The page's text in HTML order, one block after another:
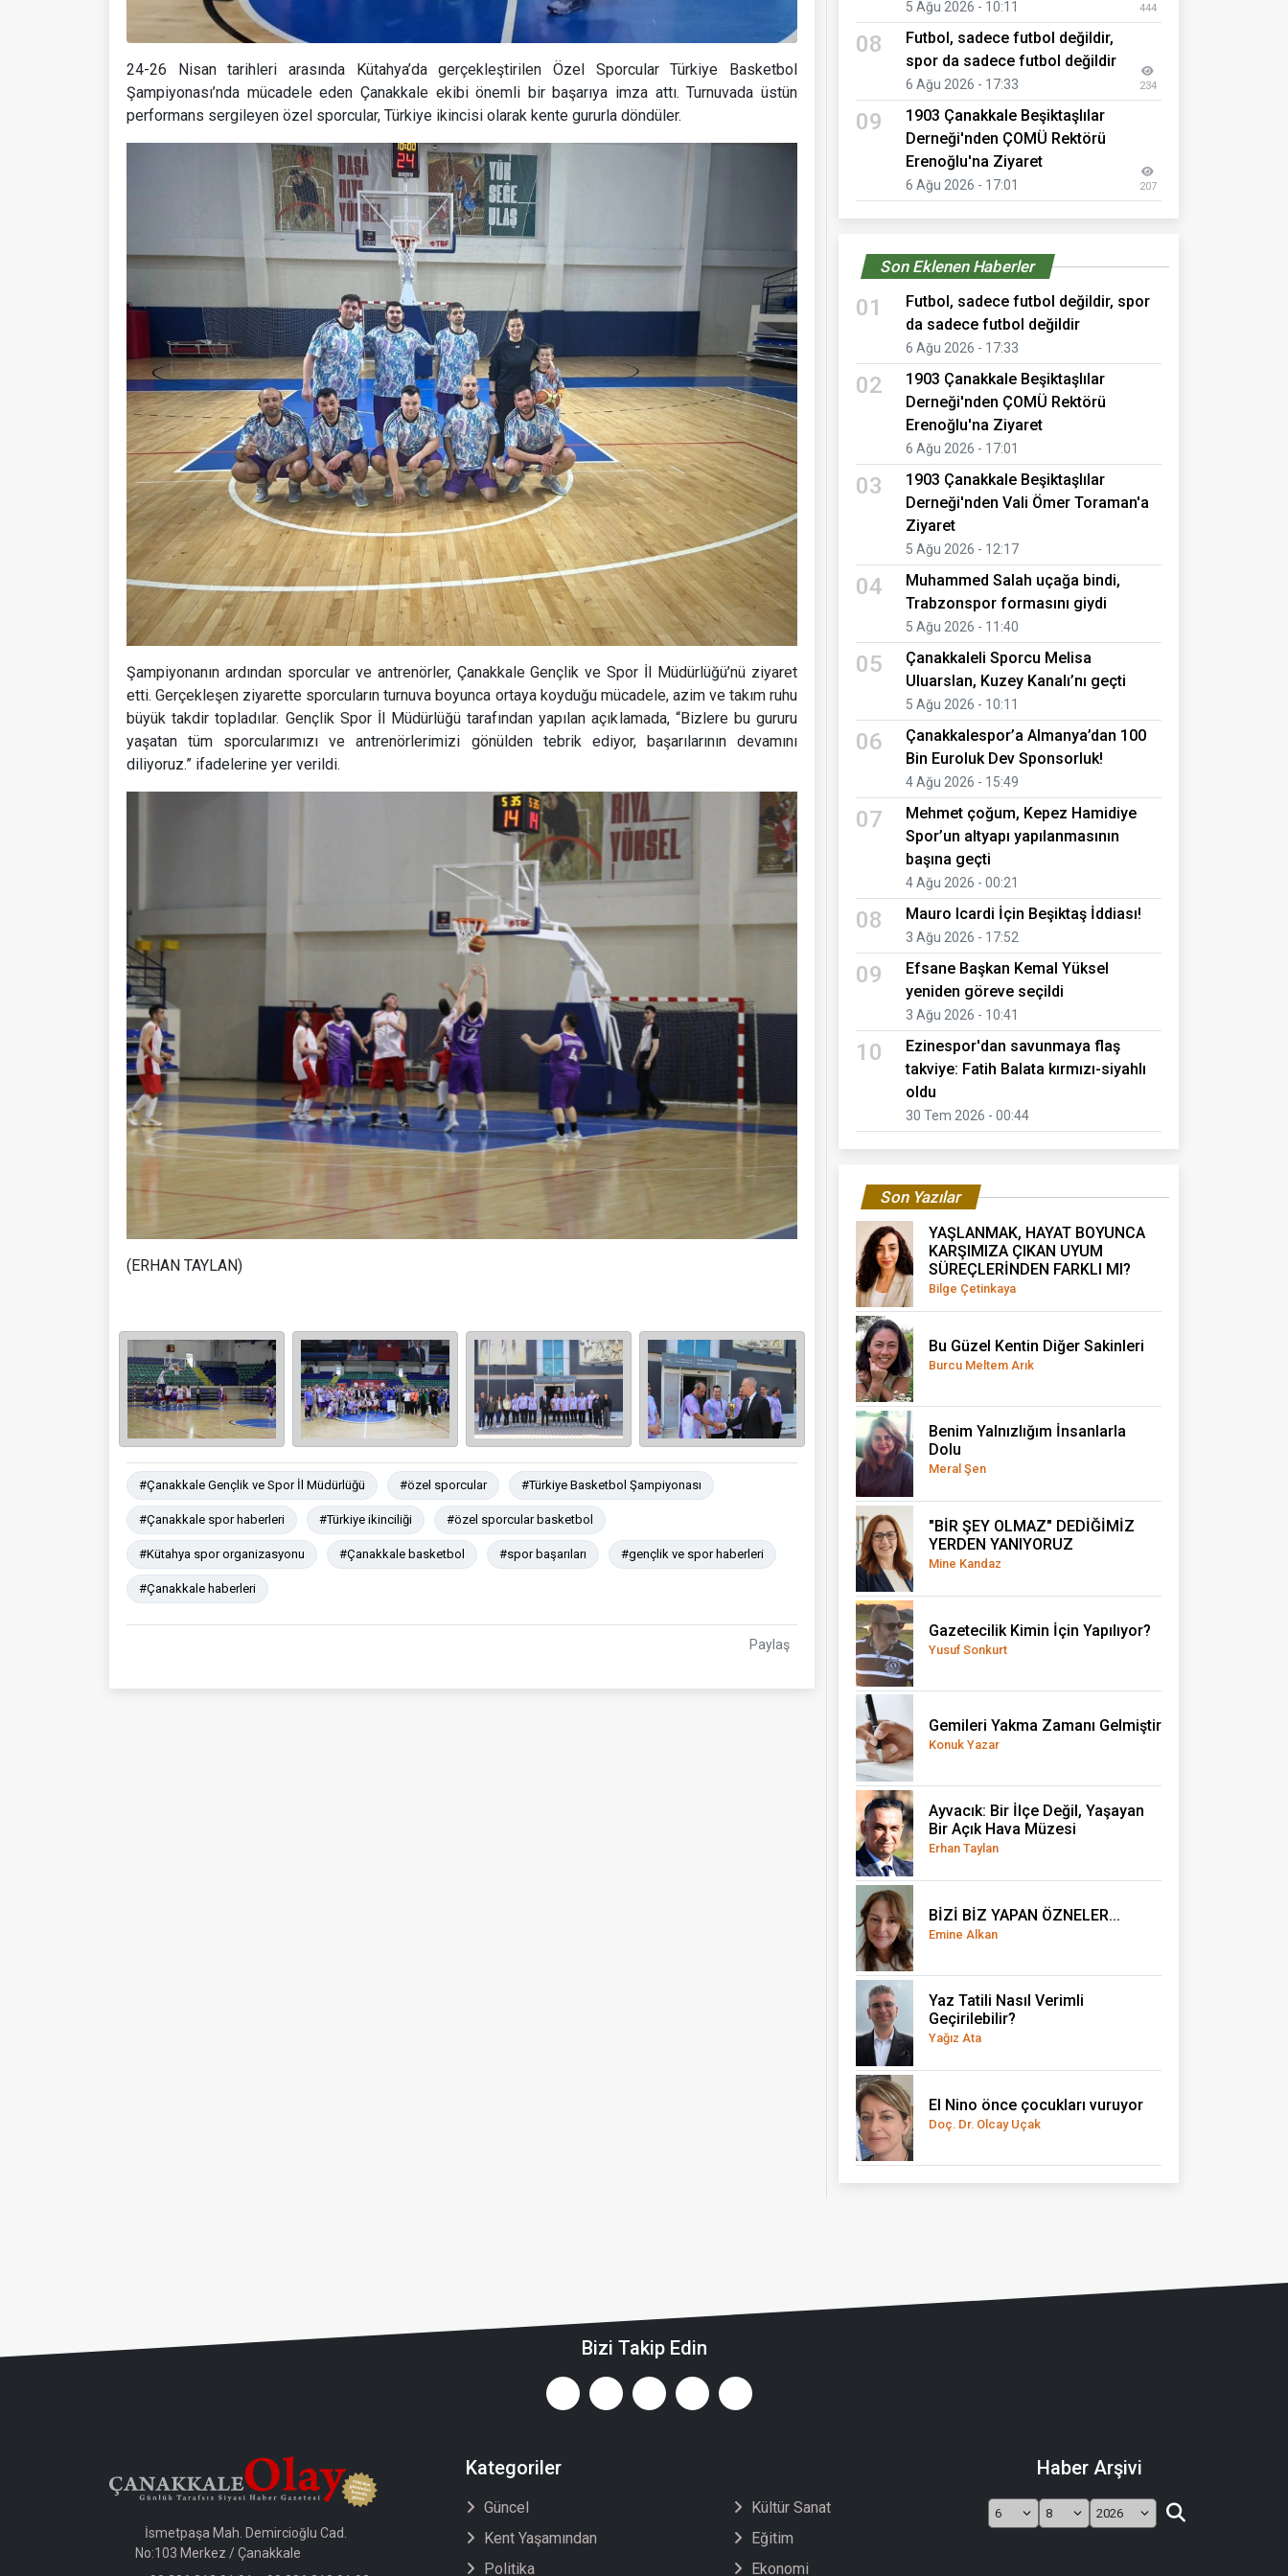
24-26 Nisan tarihleri arasında Kütahya’da gerçekleştirilen Özel Sporcular Türkiye Basketbol
Şampiyonası’nda mücadele eden Çanakkale ekibi önemli bir başarıya imza attı. Turnuvada üstün
performans sergileyen özel sporcular, Türkiye ikincisi olarak kente gururla döndüler.
Şampiyonanın ardından sporcular ve antrenörler, Çanakkale Gençlik ve Spor İl Müdürlüğü’nü ziyaret
etti. Gerçekleşen ziyarette sporcuların turnuva boyunca ortaya koyduğu mücadele, azim ve takım ruhu
büyük takdir topladılar. Gençlik Spor İl Müdürlüğü tarafından yapılan açıklamada, “Bizlere bu gururu
yaşatan tüm sporcularımızı ve antrenörlerimizi gönülden tebrik ediyor, başarılarının devamını
diliyoruz.” ifadelerine yer verildi.
(ERHAN TAYLAN)
#Çanakkale Gençlik ve Spor İl Müdürlüğü #özel sporcular #Türkiye Basketbol Şampiyonası
#Çanakkale spor haberleri #Türkiye ikinciliği #özel sporcular basketbol
#Kütahya spor organizasyonu #Çanakkale basketbol #spor başarıları #gençlik ve spor haberleri
#Çanakkale haberleri
Paylaş
5 Ağu 2026 - 10:11 444
08
Futbol, sadece futbol değildir,
spor da sadece futbol değildir
6 Ağu 2026 - 17:33 234
09
1903 Çanakkale Beşiktaşlılar
Derneği'nden ÇOMÜ Rektörü
Erenoğlu'na Ziyaret
6 Ağu 2026 - 17:01 207
Son Eklenen Haberler
01
Futbol, sadece futbol değildir, spor
da sadece futbol değildir
6 Ağu 2026 - 17:33
02
1903 Çanakkale Beşiktaşlılar
Derneği'nden ÇOMÜ Rektörü
Erenoğlu'na Ziyaret
6 Ağu 2026 - 17:01
03
1903 Çanakkale Beşiktaşlılar
Derneği'nden Vali Ömer Toraman'a
Ziyaret
5 Ağu 2026 - 12:17
04
Muhammed Salah uçağa bindi,
Trabzonspor formasını giydi
5 Ağu 2026 - 11:40
05
Çanakkaleli Sporcu Melisa
Uluarslan, Kuzey Kanalı’nı geçti
5 Ağu 2026 - 10:11
06
Çanakkalespor’a Almanya’dan 100
Bin Euroluk Dev Sponsorluk!
4 Ağu 2026 - 15:49
07
Mehmet çoğum, Kepez Hamidiye
Spor’un altyapı yapılanmasının
başına geçti
4 Ağu 2026 - 00:21
08 Mauro Icardi İçin Beşiktaş İddiası!
3 Ağu 2026 - 17:52
09
Efsane Başkan Kemal Yüksel
yeniden göreve seçildi
3 Ağu 2026 - 10:41
10
Ezinespor'dan savunmaya flaş
takviye: Fatih Balata kırmızı-siyahlı
oldu
30 Tem 2026 - 00:44
Son Yazılar
YAŞLANMAK, HAYAT BOYUNCA
KARŞIMIZA ÇIKAN UYUM
SÜREÇLERİNDEN FARKLI MI?
Bilge Çetinkaya
Bu Güzel Kentin Diğer Sakinleri
Burcu Meltem Arık
Benim Yalnızlığım İnsanlarla
Dolu
Meral Şen
"BİR ŞEY OLMAZ" DEDİĞİMİZ
YERDEN YANIYORUZ
Mine Kandaz
Gazetecilik Kimin İçin Yapılıyor?
Yusuf Sonkurt
Gemileri Yakma Zamanı Gelmiştir
Konuk Yazar
Ayvacık: Bir İlçe Değil, Yaşayan
Bir Açık Hava Müzesi
Erhan Taylan
BİZİ BİZ YAPAN ÖZNELER...
Emine Alkan
Yaz Tatili Nasıl Verimli
Geçirilebilir?
Yağız Ata
El Nino önce çocukları vuruyor
Doç. Dr. Olcay Uçak
Bizi Takip Edin
İsmetpaşa Mah. Demircioğlu Cad.
No:103 Merkez / Çanakkale
Kategoriler
Güncel
Kent Yaşamından
Politika
Kültür Sanat
Eğitim
Ekonomi
Haber Arşivi